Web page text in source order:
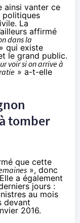
ainsi vanter ce
politiques
La
affirmé
dans la
» qui existe
le grand public.
voir si on arrive à
» a-t-elle
tomber
que cette
», donc
a également
jours :
au mois
devant
2016.